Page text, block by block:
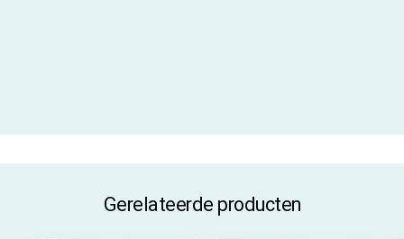
Gerelateerde producten